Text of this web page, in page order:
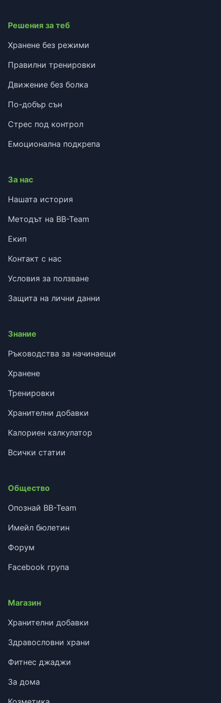
Решения за теб
Хранене без режими
Правилни тренировки
Движение без болка
По-добър сън
Стрес под контрол
Емоционална подкрепа
За нас
Нашата история
Методът на BB-Team
Екип
Контакт с нас
Условия за ползване
Защита на лични данни
Знание
Ръководства за начинаещи
Хранене
Тренировки
Хранителни добавки
Калориен калкулатор
Всички статии
Общество
Опознай BB-Team
Имейл бюлетин
Форум
Facebook група
Магазин
Хранителни добавки
Здравословни храни
Фитнес джаджи
За дома